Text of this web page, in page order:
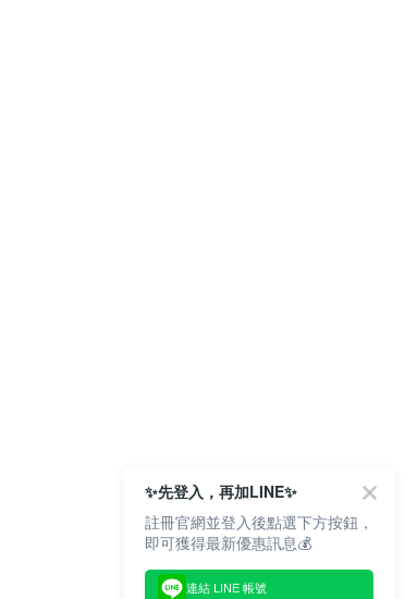
✨先登入，再加LINE✨
註冊官網並登入後點選下方按鈕，
即可獲得最新優惠訊息💰
連結 LINE 帳號